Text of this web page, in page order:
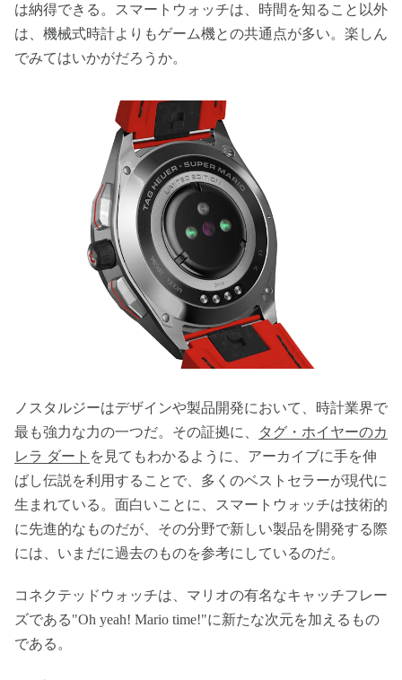
は納得できる。スマートウォッチは、時間を知ること以外
は、機械式時計よりもゲーム機との共通点が多い。楽しん
でみてはいかがだろうか。
ノスタルジーはデザインや製品開発において、時計業界で
最も強力な力の一つだ。その証拠に、
タグ・ホイヤーのカ
レラ ダート を見てもわかるように、アーカイブに手を伸
ばし伝説を利用することで、多くのベストセラーが現代に
生まれている。面白いことに、スマートウォッチは技術的
に先進的なものだが、その分野で新しい製品を開発する際
には、いまだに過去のものを参考にしているのだ。
コネクテッドウォッチは、マリオの有名なキャッチフレー
ズである"Oh yeah! Mario time!"に新たな次元を加えるもの
である。